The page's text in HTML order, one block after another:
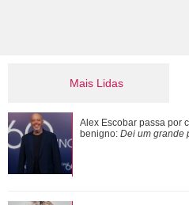
Mais Lidas
Verdadeiras xérox!
super parecidas
Alex Escobar passa por
benigno: Dei um grande